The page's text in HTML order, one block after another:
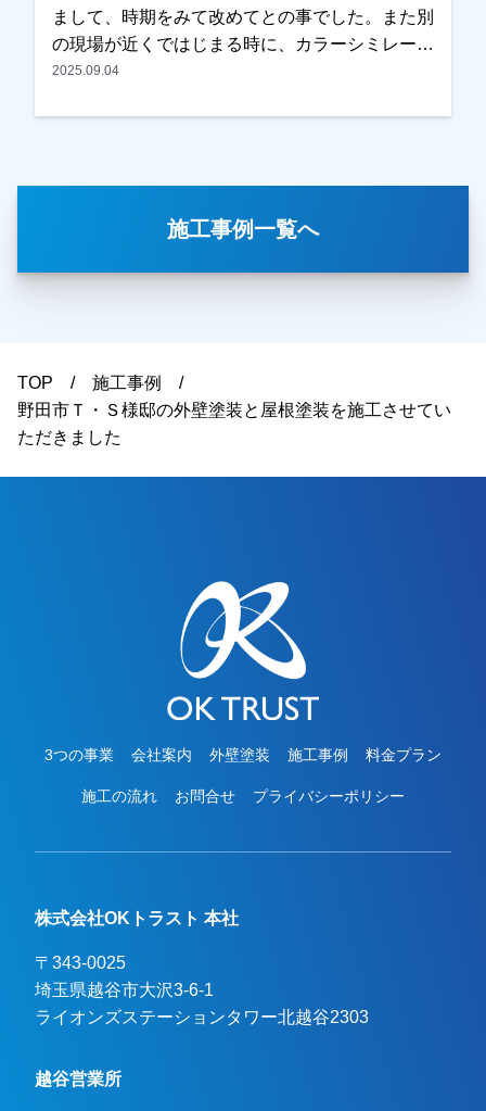
まして、時期をみて改めてとの事でした。また別
の現場が近くではじまる時に、カラーシミレーシ
ョンをお持ちしご提案させていただきました。時
した。イメージされている通りに仕上がっている
相談からでも大丈夫です！現地調査、お見積りは
もちろん無料にて行っております。またお支払い
方法につきましても、無金利ローンを取り扱って
おりますので、ご遠路なくお申しつけください。
お待ちしております。
2025.09.04
施工事例一覧へ
TOP
施工事例
野田市Ｔ・Ｓ様邸の外壁塗装と屋根塗装を施工させてい
ただきました
3つの事業 会社案内 外壁塗装 施工事例 料金プラン
施工の流れ お問合せ プライバシーポリシー
株式会社OKトラスト 本社
〒343-0025
埼玉県越谷市大沢3-6-1
ライオンズステーションタワー北越谷2303
越谷営業所